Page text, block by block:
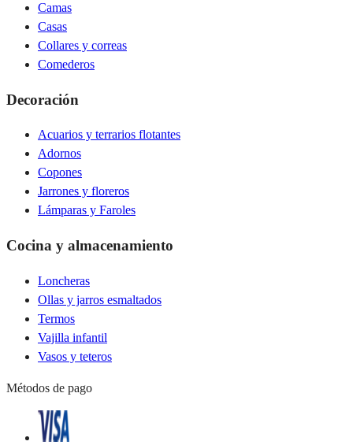
Camas
Casas
Collares y correas
Comederos
Decoración
Acuarios y terrarios flotantes
Adornos
Copones
Jarrones y floreros
Lámparas y Faroles
Cocina y almacenamiento
Loncheras
Ollas y jarros esmaltados
Termos
Vajilla infantil
Vasos y teteros
Métodos de pago